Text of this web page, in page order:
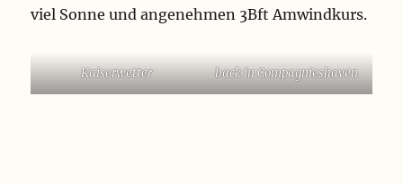
viel Sonne und angenehmen 3Bft Amwindkurs.
Kaiserwetter back in Compagnieshaven